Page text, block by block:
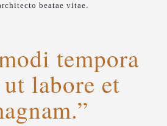
beatae vitae.
tempora
labore et